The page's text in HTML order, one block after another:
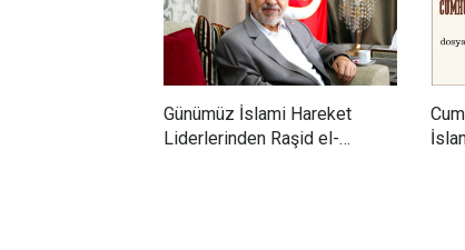
Günümüz İslami Hareket
Liderlerinden Raşid el-